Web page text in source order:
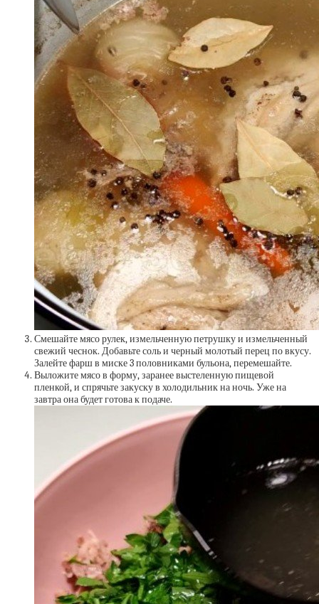
Смешайте мясо рулек, измельченную петрушку и измельченный
свежий чеснок. Добавьте соль и черный молотый перец по вкусу.
Залейте фарш в миске 3 половниками бульона, перемешайте.
Выложите мясо в форму, заранее выстеленную пищевой
пленкой, и спрячьте закуску в холодильник на ночь. Уже на
завтра она будет готова к подаче.